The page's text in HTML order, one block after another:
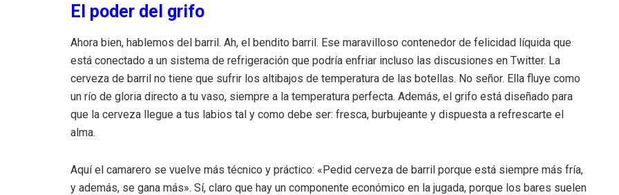
El poder del grifo
Ahora bien, hablemos del barril. Ah, el bendito barril. Ese maravilloso contenedor de felicidad líquida que
está conectado a un sistema de refrigeración que podría enfriar incluso las discusiones en Twitter. La
cerveza de barril no tiene que sufrir los altibajos de temperatura de las botellas. No señor. Ella fluye como
un río de gloria directo a tu vaso, siempre a la temperatura perfecta. Además, el grifo está diseñado para
que la cerveza llegue a tus labios tal y como debe ser: fresca, burbujeante y dispuesta a refrescarte el
alma.
Aquí el camarero se vuelve más técnico y práctico: «Pedid cerveza de barril porque está siempre más fría,
y además, se gana más». Sí, claro que hay un componente económico en la jugada, porque los bares suelen